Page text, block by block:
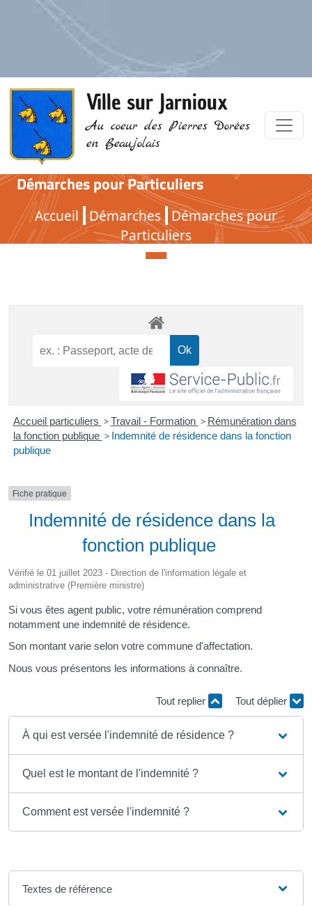
Ville sur Jarnioux
Au coeur des Pierres Dorées
en Beaujolais
Démarches pour Particuliers
Accueil Démarches Démarches pour
Particuliers
Démarches pour Particuliers
Accueil particuliers > Travail - Formation > Rémunération dans
la fonction publique > Indemnité de résidence dans la fonction
publique
Fiche pratique
Indemnité de résidence dans la
fonction publique
Vérifié le 01 juillet 2023 - Direction de l'information légale et
administrative (Première ministre)
Si vous êtes agent public, votre rémunération comprend
notamment une indemnité de résidence.
Son montant varie selon votre commune d'affectation.
Nous vous présentons les informations à connaître.
Tout replier Tout déplier
À qui est versée l'indemnité de résidence ?
Quel est le montant de l'indemnité ?
Comment est versée l'indemnité ?
Textes de référence